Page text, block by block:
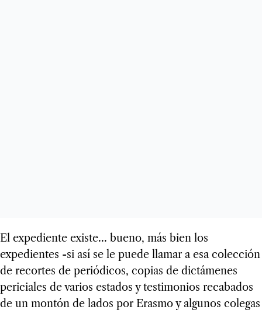
El expediente existe... bueno, más bien los
expedientes -si así se le puede llamar a esa colección
de recortes de periódicos, copias de dictámenes
periciales de varios estados y testimonios recabados
de un montón de lados por Erasmo y algunos colegas